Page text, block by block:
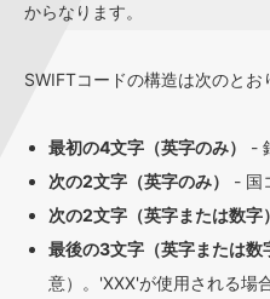
からなります。
SWIFTコードの構造は次のとお
最初の4文字（英字のみ）
-
次の2文字（英字のみ）
- 国
次の2文字（英字または数字）
最後の3文字（英字または数
意）。'XXX'が使用される場